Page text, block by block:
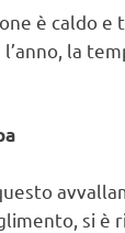
è caldo e
la
si è